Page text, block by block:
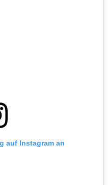
auf Instagram an